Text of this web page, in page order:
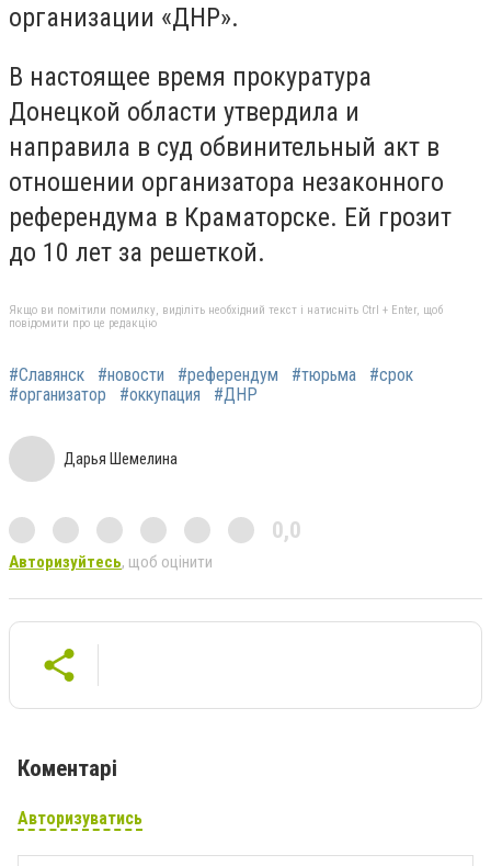
организации «ДНР».
В настоящее время прокуратура
Донецкой области утвердила и
направила в суд обвинительный акт в
отношении организатора незаконного
референдума в Краматорске. Ей грозит
до 10 лет за решеткой.
Якщо ви помітили помилку, виділіть необхідний текст і натисніть Ctrl + Enter, щоб
повідомити про це редакцію
#Славянск #новости #референдум #тюрьма
#срок
#организатор
#оккупация #ДНР
Дарья Шемелина
0,0
Авторизуйтесь, щоб оцінити
Коментарі
Авторизуватись